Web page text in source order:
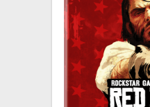
PRODEJNY
DOPRAVA
XZONE KLUB
TCG & BOARDGAME